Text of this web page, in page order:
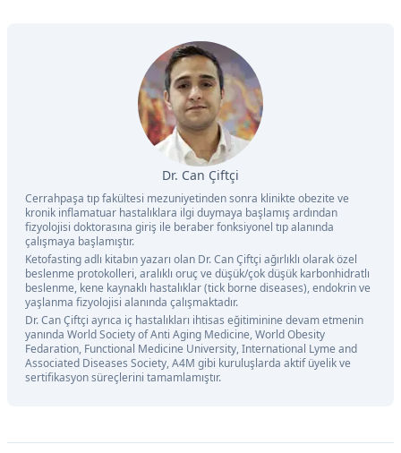
Dr. Can Çiftçi
Cerrahpaşa tıp fakültesi mezuniyetinden sonra klinikte obezite ve
kronik inflamatuar hastalıklara ilgi duymaya başlamış ardından
fizyolojisi doktorasına giriş ile beraber fonksiyonel tıp alanında
çalışmaya başlamıştır.
Ketofasting adlı kitabın yazarı olan Dr. Can Çiftçi ağırlıklı olarak özel
beslenme protokolleri, aralıklı oruç ve düşük/çok düşük karbonhidratlı
beslenme, kene kaynaklı hastalıklar (tick borne diseases), endokrin ve
yaşlanma fizyolojisi alanında çalışmaktadır.
Dr. Can Çiftçi ayrıca iç hastalıkları ihtisas eğitiminine devam etmenin
yanında World Society of Anti Aging Medicine, World Obesity
Fedaration, Functional Medicine University, International Lyme and
Associated Diseases Society, A4M gibi kuruluşlarda aktif üyelik ve
sertifikasyon süreçlerini tamamlamıştır.